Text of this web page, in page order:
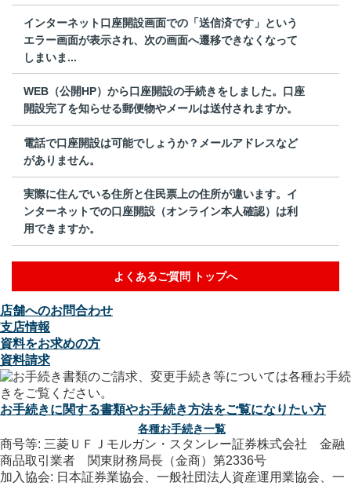
インターネット口座開設画面での「送信済です」という
エラー画面が表示され、次の画面へ遷移できなくなって
しまいま...
WEB（公開HP）から口座開設の手続きをしました。口座
開設完了を知らせる郵便物やメールは送付されますか。
電話で口座開設は可能でしょうか？メールアドレスなど
がありません。
実際に住んでいる住所と住民票上の住所が違います。イ
ンターネットでの口座開設（オンライン本人確認）は利
用できますか。
よくあるご質問 トップへ
店舗へのお問合わせ
支店情報
資料をお求めの方
資料請求
お手続きに関する書類やお手続き方法をご覧になりたい方
各種お手続き一覧
商号等: 三菱ＵＦＪモルガン・スタンレー証券株式会社 金融
商品取引業者 関東財務局長（金商）第2336号
加入協会: 日本証券業協会、一般社団法人資産運用業協会、一